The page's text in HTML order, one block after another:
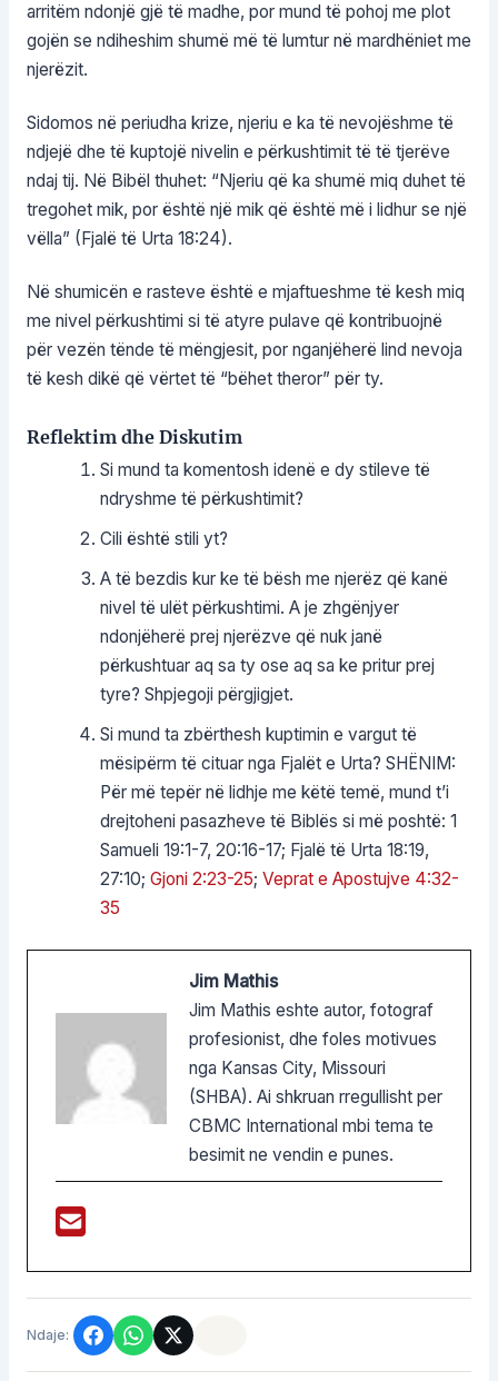
arritëm ndonjë gjë të madhe, por mund të pohoj me plot
gojën se ndiheshim shumë më të lumtur në mardhëniet me
njerëzit.
Sidomos në periudha krize, njeriu e ka të nevojëshme të
ndjejë dhe të kuptojë nivelin e përkushtimit të të tjerëve
ndaj tij. Në Bibël thuhet: “Njeriu që ka shumë miq duhet të
tregohet mik, por është një mik që është më i lidhur se një
vëlla” (Fjalë të Urta 18:24).
Në shumicën e rasteve është e mjaftueshme të kesh miq
me nivel përkushtimi si të atyre pulave që kontribuojnë
për vezën tënde të mëngjesit, por nganjëherë lind nevoja
të kesh dikë që vërtet të “bëhet theror” për ty.
Reflektim dhe Diskutim
Si mund ta komentosh idenë e dy stileve të
ndryshme të përkushtimit?
Cili është stili yt?
A të bezdis kur ke të bësh me njerëz që kanë
nivel të ulët përkushtimi. A je zhgënjyer
ndonjëherë prej njerëzve që nuk janë
përkushtuar aq sa ty ose aq sa ke pritur prej
tyre? Shpjegoji përgjigjet.
Si mund ta zbërthesh kuptimin e vargut të
mësipërm të cituar nga Fjalët e Urta? SHËNIM:
Për më tepër në lidhje me këtë temë, mund t’i
drejtoheni pasazheve të Biblës si më poshtë: 1
Samueli 19:1-7, 20:16-17; Fjalë të Urta 18:19,
27:10;Gjoni 2:23-25;Veprat e Apostujve 4:32-
35
Jim Mathis
Jim Mathis eshte autor, fotograf
profesionist, dhe foles motivues
nga Kansas City, Missouri
(SHBA). Ai shkruan rregullisht per
CBMC International mbi tema te
besimit ne vendin e punes.
Ndaje: